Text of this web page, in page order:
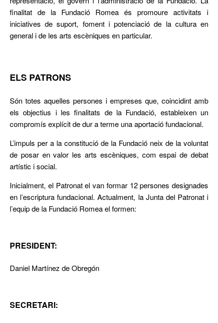
finalitat de la Fundació Romea és promoure activitats i
iniciatives de suport, foment i potenciació de la cultura en
general i de les arts escèniques en particular.
ELS PATRONS
Són totes aquelles persones i empreses que, coincidint amb
els objectius i les finalitats de la Fundació, estableixen un
compromís explícit de dur a terme una aportació fundacional.
L’impuls per a la constitució de la Fundació neix de la voluntat
de posar en valor les arts escèniques, com espai de debat
artístic i social.
Inicialment, el Patronat el van formar 12 persones designades
en l’escriptura fundacional. Actualment, la Junta del Patronat i
l’equip de la Fundació Romea el formen:
PRESIDENT:
Daniel Martínez de Obregón
SECRETARI: